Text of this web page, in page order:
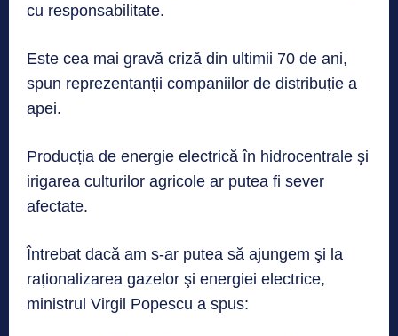
cu responsabilitate.
Este cea mai gravă criză din ultimii 70 de ani,
spun reprezentanții companiilor de distribuție a
apei.
Producția de energie electrică în hidrocentrale şi
irigarea culturilor agricole ar putea fi sever
afectate.
Întrebat dacă am s-ar putea să ajungem şi la
raționalizarea gazelor şi energiei electrice,
ministrul Virgil Popescu a spus: